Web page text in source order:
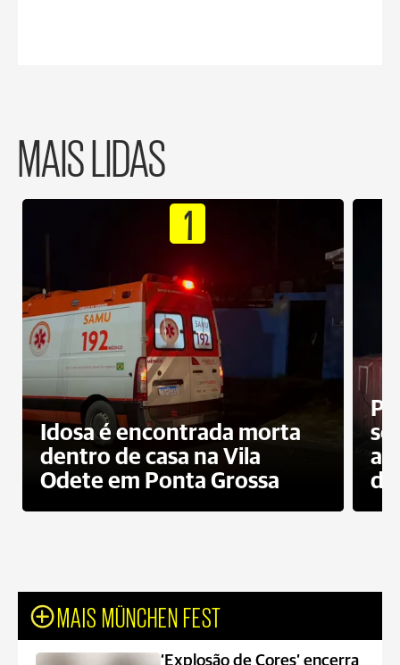
MAIS LIDAS
1
Idosa é encontrada morta
dentro de casa na Vila
Odete em Ponta Grossa
do
MAIS MÜNCHEN FEST
‘Explosão de Cores’ encerra